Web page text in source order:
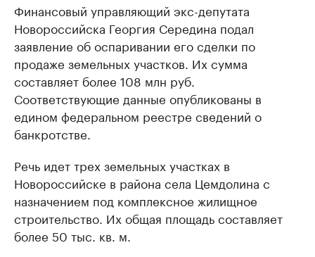
Финансовый управляющий экс-депутата
Новороссийска Георгия Середина подал
заявление об оспаривании его сделки по
продаже земельных участков. Их сумма
составляет более 108 млн руб.
Соответствующие данные опубликованы в
едином федеральном реестре сведений о
банкротстве.
Речь идет трех земельных участках в
Новороссийске в района села Цемдолина с
назначением под комплексное жилищное
строительство. Их общая площадь составляет
более 50 тыс. кв. м.